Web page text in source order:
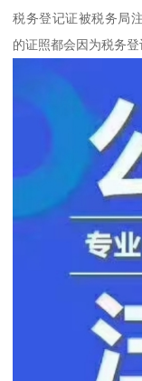
税务登记证被税务局
的证照都会因为税务登